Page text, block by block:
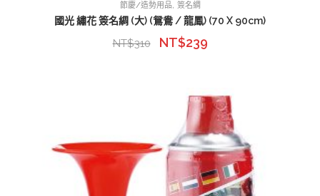
節慶/造勢用品 簽名綢
國光 繡花 簽名綢 (大) (鴛鴦 / 龍鳳) (70 X 90cm)
NT$310 NT$239